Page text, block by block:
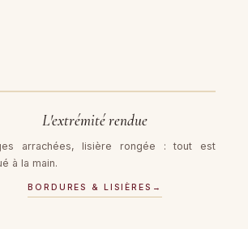
L'extrémité rendue
arrachées, lisière rongée : tout est
à la main.
BORDURES & LISIÈRES →